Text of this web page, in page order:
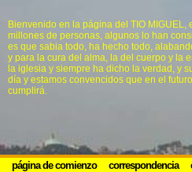
Bienvenido en la página del TIO
millones de personas, algunos lo han
es que sabia todo, ha hecho todo,
y para la cura del alma, la del cuerpo y la
la iglesia y siempre ha dicho la verdad, y
día y estamos convencidos que en el
cumplirá.
página de comienzo correspondencia